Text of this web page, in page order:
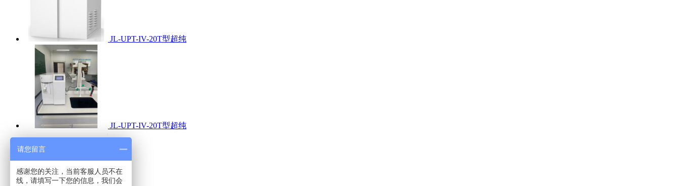
JL-UPT-IV-20T型超纯
JL-UPT-IV-20T型超纯
请您留言
感谢您的关注，当前客服人员不在
线，请填写一下您的信息，我们会